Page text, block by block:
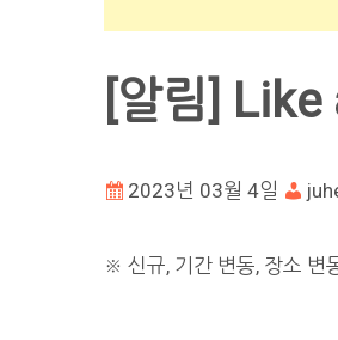
[알림]
2023년 03월 4일
※ 신규, 기간 변동, 장소 변